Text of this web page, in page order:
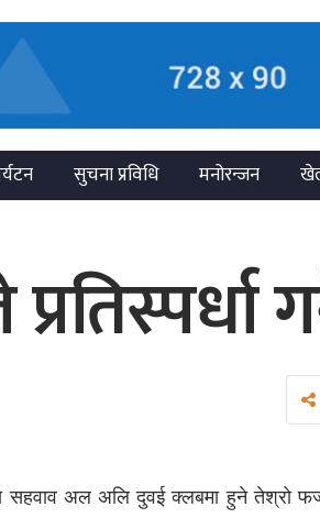
सुचना प्रविधि मनोरन्जन
सहवाव अल अलि दुवई क्लबमा हुने तेश्रो